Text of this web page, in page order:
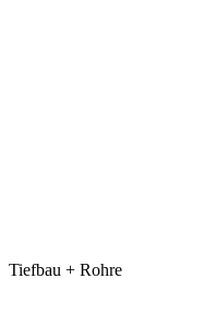
Tiefbau + Rohre